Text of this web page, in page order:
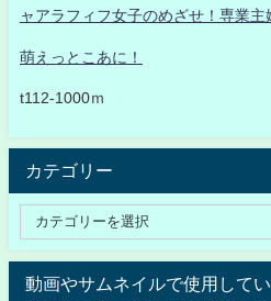
ャアラフィフ女子のめざせ！専業主
萌えっとこあに！
t112-1000ｍ
カテゴリー
動画やサムネイルで使用して